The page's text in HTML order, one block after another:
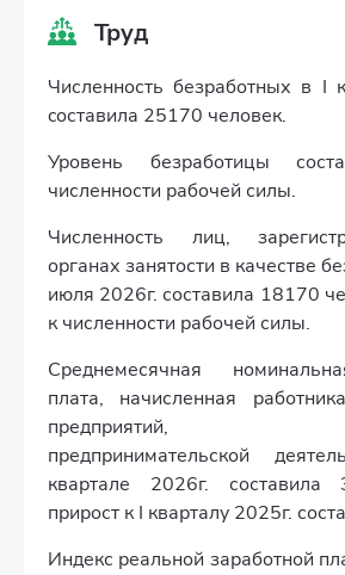
Труд
Численность безработных в I
cоставила 25170 человек.
Уровень безработицы
численности рабочей силы.
Численность лиц,
органах занятости в качестве
июля 2026г. составила 18170
к численности рабочей силы.
Среднемесячная
плата, начисленная
предприятий,
предпринимательской
квартале 2026г. составила
прирост к I кварталу 2025г.
Индекс реальной заработной